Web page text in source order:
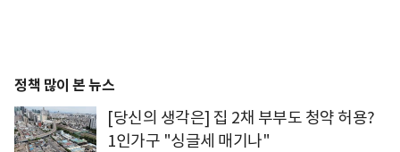
정책 많이 본 뉴스
[당신의 생각은] 집 2채 부부도 청약 허용?
1인가구 "싱글세 매기나"